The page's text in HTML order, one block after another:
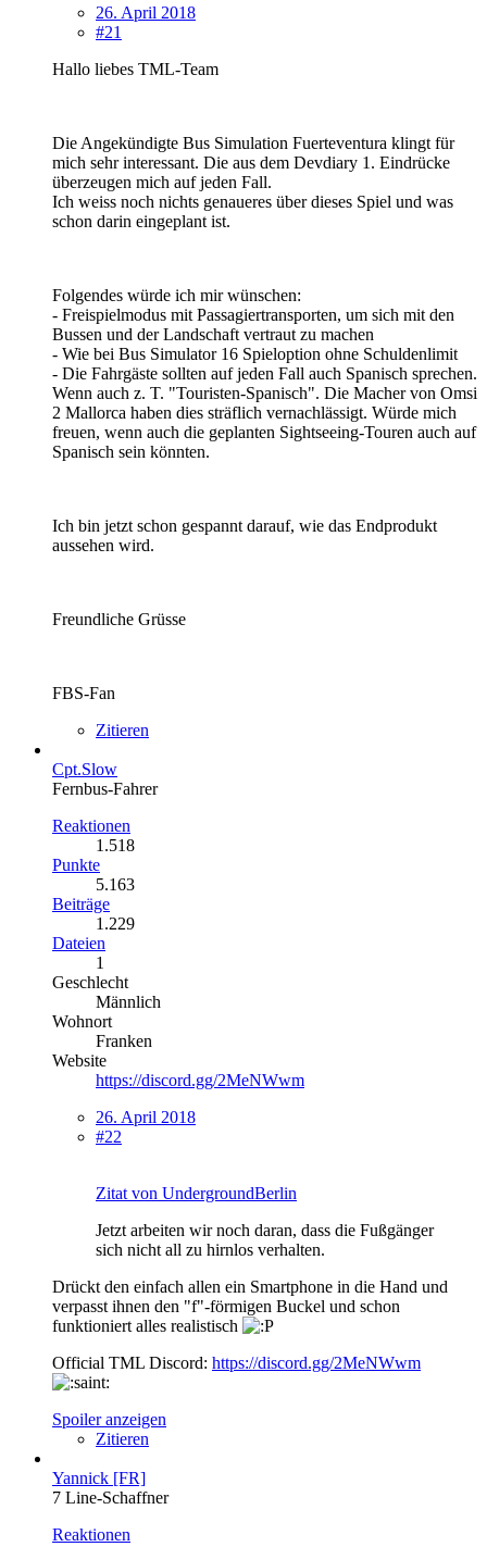
26. April 2018
#21
Hallo liebes TML-Team
Die Angekündigte Bus Simulation Fuerteventura klingt für
mich sehr interessant. Die aus dem Devdiary 1. Eindrücke
überzeugen mich auf jeden Fall.
Ich weiss noch nichts genaueres über dieses Spiel und was
schon darin eingeplant ist.
Folgendes würde ich mir wünschen:
- Freispielmodus mit Passagiertransporten, um sich mit den
Bussen und der Landschaft vertraut zu machen
- Wie bei Bus Simulator 16 Spieloption ohne Schuldenlimit
- Die Fahrgäste sollten auf jeden Fall auch Spanisch sprechen.
Wenn auch z. T. "Touristen-Spanisch". Die Macher von Omsi
2 Mallorca haben dies sträflich vernachlässigt. Würde mich
freuen, wenn auch die geplanten Sightseeing-Touren auch auf
Spanisch sein könnten.
Ich bin jetzt schon gespannt darauf, wie das Endprodukt
aussehen wird.
Freundliche Grüsse
FBS-Fan
Zitieren
Cpt.Slow
Fernbus-Fahrer
Reaktionen
1.518
Punkte
5.163
Beiträge
1.229
Dateien
1
Geschlecht
Männlich
Wohnort
Franken
Website
https://discord.gg/2MeNWwm
26. April 2018
#22
Zitat von UndergroundBerlin
Jetzt arbeiten wir noch daran, dass die Fußgänger
sich nicht all zu hirnlos verhalten.
Drückt den einfach allen ein Smartphone in die Hand und
verpasst ihnen den "f"-förmigen Buckel und schon
funktioniert alles realistisch
Official TML Discord: https://discord.gg/2MeNWwm
Spoiler anzeigen
Zitieren
Yannick [FR]
7 Line-Schaffner
Reaktionen